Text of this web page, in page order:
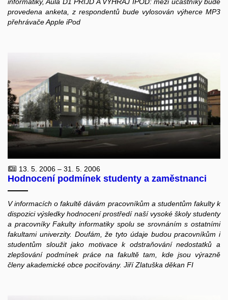
informatiky, Aula D1 PŘIJĎ A VYHRAJ IPOD: mezi účastníky bude
provedena anketa, z respondentů bude vylosován výherce MP3
přehrávače Apple iPod
13. 5. 2006 – 31. 5. 2006
Hodnocení podmínek studenty a zaměstnanci
V informacích o fakultě dávám pracovníkům a studentům fakulty k
dispozici výsledky hodnocení prostředí naší vysoké školy studenty
a pracovníky Fakulty informatiky spolu se srovnáním s ostatními
fakultami univerzity. Doufám, že tyto údaje budou pracovníkům i
studentům sloužit jako motivace k odstraňování nedostatků a
zlepšování podmínek práce na fakultě tam, kde jsou výrazně
členy akademické obce pociťovány. Jiří Zlatuška děkan FI